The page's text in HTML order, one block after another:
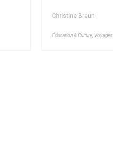
Christine Braun
Éducation & Culture, Voyages